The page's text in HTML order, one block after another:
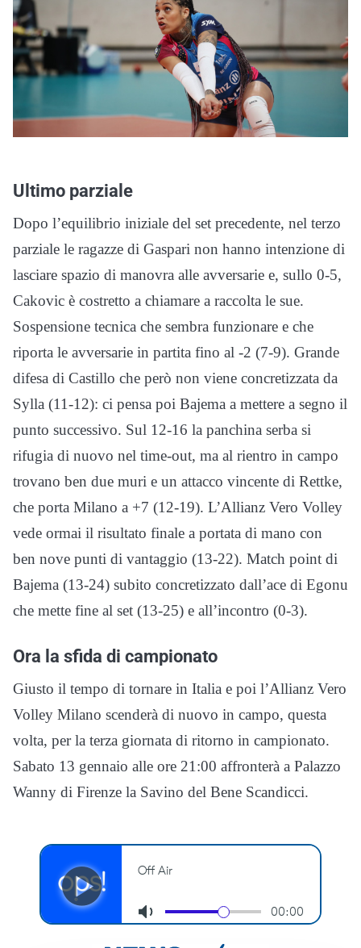
Ultimo parziale
Dopo l’equilibrio iniziale del set precedente, nel terzo
parziale le ragazze di Gaspari non hanno intenzione di
lasciare spazio di manovra alle avversarie e, sullo 0-5,
Cakovic è costretto a chiamare a raccolta le sue.
Sospensione tecnica che sembra funzionare e che
riporta le avversarie in partita fino al -2 (7-9). Grande
difesa di Castillo che però non viene concretizzata da
Sylla (11-12): ci pensa poi Bajema a mettere a segno il
punto successivo. Sul 12-16 la panchina serba si
rifugia di nuovo nel time-out, ma al rientro in campo
trovano ben due muri e un attacco vincente di Rettke,
che porta Milano a +7 (12-19). L’Allianz Vero Volley
vede ormai il risultato finale a portata di mano con
ben nove punti di vantaggio (13-22). Match point di
Bajema (13-24) subito concretizzato dall’ace di Egonu
che mette fine al set (13-25) e all’incontro (0-3).
Ora la sfida di campionato
Giusto il tempo di tornare in Italia e poi l’Allianz Vero
Volley Milano scenderà di nuovo in campo, questa
volta, per la terza giornata di ritorno in campionato.
Sabato 13 gennaio alle ore 21:00 affronterà a Palazzo
Wanny di Firenze la Savino del Bene Scandicci.